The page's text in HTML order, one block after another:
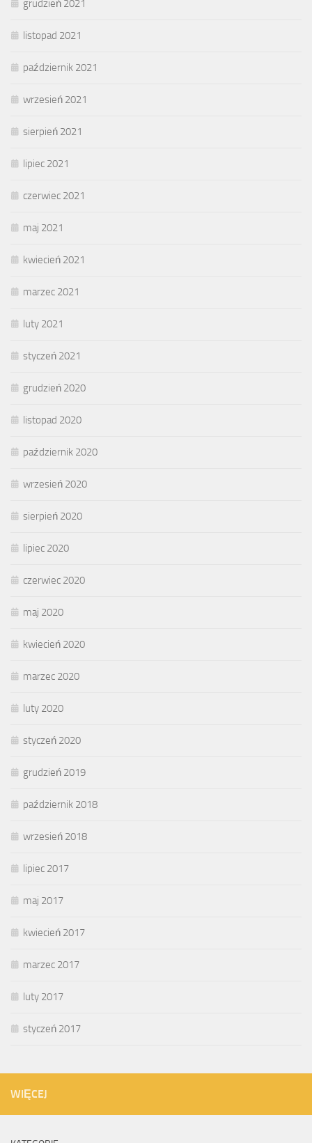
grudzień 2021
listopad 2021
październik 2021
wrzesień 2021
sierpień 2021
lipiec 2021
czerwiec 2021
maj 2021
kwiecień 2021
marzec 2021
luty 2021
styczeń 2021
grudzień 2020
listopad 2020
październik 2020
wrzesień 2020
sierpień 2020
lipiec 2020
czerwiec 2020
maj 2020
kwiecień 2020
marzec 2020
luty 2020
styczeń 2020
grudzień 2019
październik 2018
wrzesień 2018
lipiec 2017
maj 2017
kwiecień 2017
marzec 2017
luty 2017
styczeń 2017
WIĘCEJ